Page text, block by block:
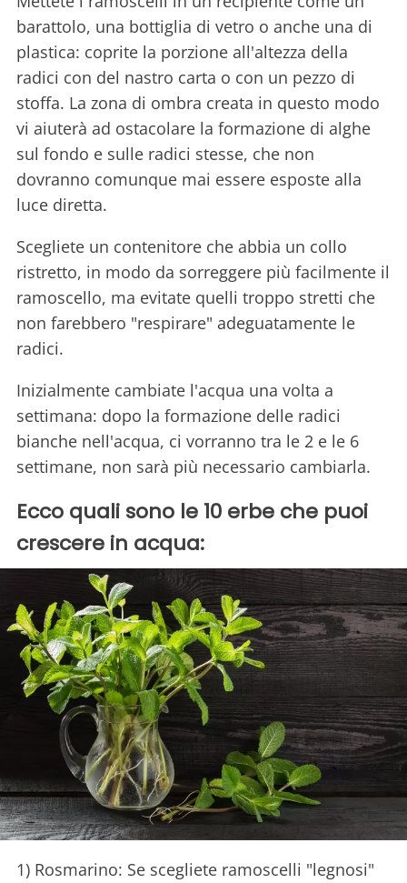
barattolo, una bottiglia di vetro o anche una di
plastica: coprite la porzione all'altezza della
radici con del nastro carta o con un pezzo di
stoffa. La zona di ombra creata in questo modo
vi aiuterà ad ostacolare la formazione di alghe
sul fondo e sulle radici stesse, che non
dovranno comunque mai essere esposte alla
luce diretta.
Scegliete un contenitore che abbia un collo
ristretto, in modo da sorreggere più facilmente il
ramoscello, ma evitate quelli troppo stretti che
non farebbero "respirare" adeguatamente le
radici.
Inizialmente cambiate l'acqua una volta a
settimana: dopo la formazione delle radici
bianche nell'acqua, ci vorranno tra le 2 e le 6
settimane, non sarà più necessario cambiarla.
Ecco quali sono le 10 erbe che puoi
crescere in acqua:
1) Rosmarino: Se scegliete ramoscelli "legnosi"